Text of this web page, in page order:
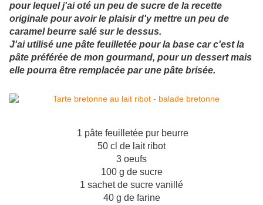
pour lequel j'ai oté un peu de sucre de la recette
originale pour avoir le plaisir d'y mettre un peu de
caramel beurre salé sur le dessus.
J'ai utilisé une pâte feuilletée pour la base car c'est la
pâte préférée de mon gourmand, pour un dessert mais
elle pourra être remplacée par une pâte brisée.
1 pâte feuilletée pur beurre
50 cl de lait ribot
3 oeufs
100 g de sucre
1 sachet de sucre vanillé
40 g de farine